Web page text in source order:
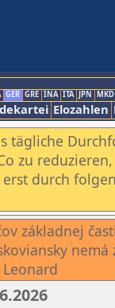
GER GRE INA ITA JPN MKD
Elozahlen
tägliche
zu
durch
základnej časti